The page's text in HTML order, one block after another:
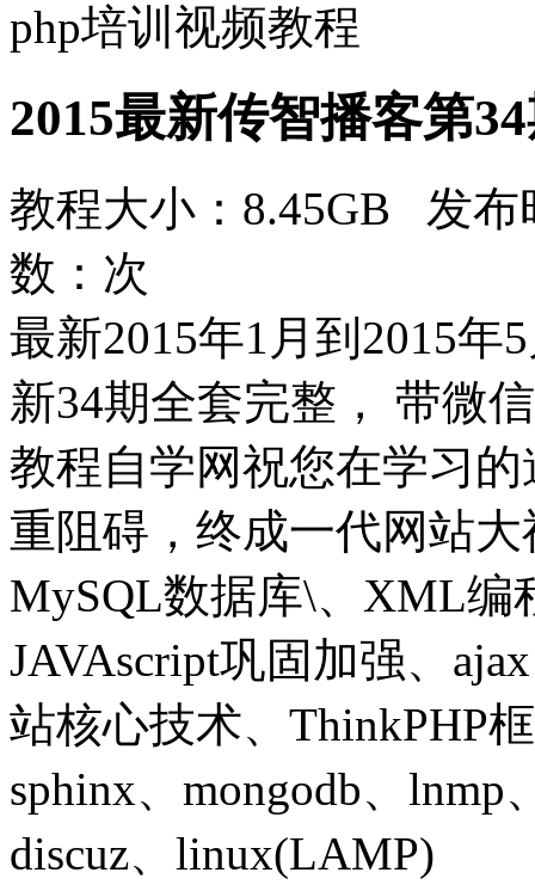
php培训视频教程
2015最新传智播客第
教程大小：8.45GB 发
数： 次
最新2015年1月到2015年
新34期全套完整， 带微
教程自学网祝您在学习
重阻碍，终成一代网站
MySQL数据库\、XML编
JAVAscript巩固加强、
站核心技术、ThinkPHP
sphinx、mongodb、lnmp
discuz、linux(LAMP)